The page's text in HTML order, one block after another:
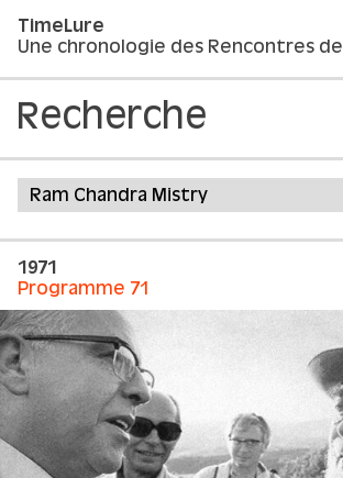
TimeLure
Une chronologie des Rencontres
Recherche
1971
Programme 71